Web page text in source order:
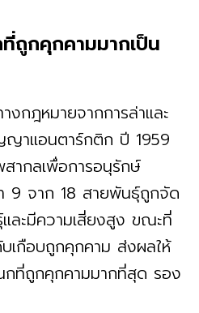
ถูกคุกคามมากเป็น
งกฎหมายจากการล่าและ
ญาแอนตาร์กติก ปี 1959
ากลเพื่อการอนุรักษ์
9 จาก 18 สายพันธุ์ถูกจัด
ละมีความเสี่ยงสูง ขณะที่
เกือบถูกคุกคาม ส่งผลให้
กที่ถูกคุกคามมากที่สุด รอง